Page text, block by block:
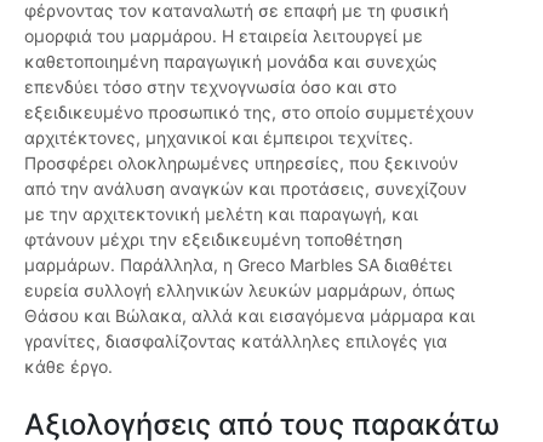
φέρνοντας τον καταναλωτή σε επαφή με τη φυσική
ομορφιά του μαρμάρου. Η εταιρεία λειτουργεί με
καθετοποιημένη παραγωγική μονάδα και συνεχώς
επενδύει τόσο στην τεχνογνωσία όσο και στο
εξειδικευμένο προσωπικό της, στο οποίο συμμετέχουν
αρχιτέκτονες, μηχανικοί και έμπειροι τεχνίτες.
Προσφέρει ολοκληρωμένες υπηρεσίες, που ξεκινούν
από την ανάλυση αναγκών και προτάσεις, συνεχίζουν
με την αρχιτεκτονική μελέτη και παραγωγή, και
φτάνουν μέχρι την εξειδικευμένη τοποθέτηση
μαρμάρων. Παράλληλα, η Greco Marbles SA διαθέτει
ευρεία συλλογή ελληνικών λευκών μαρμάρων, όπως
Θάσου και Βώλακα, αλλά και εισαγόμενα μάρμαρα και
γρανίτες, διασφαλίζοντας κατάλληλες επιλογές για
κάθε έργο.
Αξιολογήσεις από τους παρακάτω